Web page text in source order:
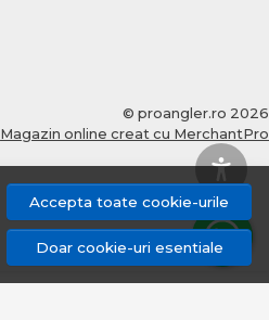
Accepta toate cookie-urile
Doar cookie-uri esentiale
© proangler.ro 2026
Magazin online creat cu MerchantPro